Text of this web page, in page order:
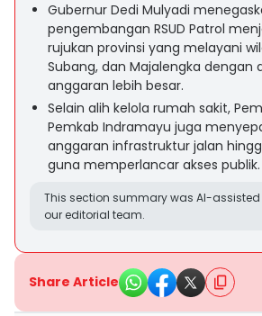
Gubernur Dedi Mulyadi
pengembangan RSUD Patrol
rujukan provinsi yang melayani
Subang, dan Majalengka dengan
anggaran lebih besar.
Selain alih kelola rumah sakit,
Pemkab Indramayu juga
anggaran infrastruktur jalan
guna memperlancar akses publik.
This section summary was AI-
our editorial team.
Share Article